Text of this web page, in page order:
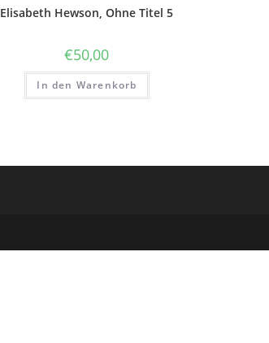
Elisabeth Hewson, Ohne Titel 5
€50,00
In den Warenkorb